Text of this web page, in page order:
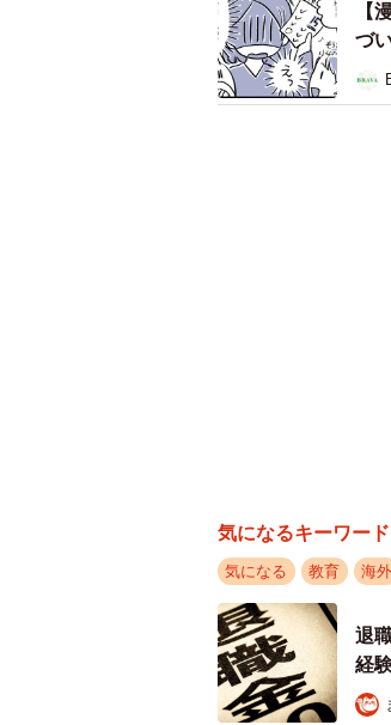
日本の正答率は
見られる一方で、
着していることがう
なお、本調査で実
【
づ
気になるキーワード
気になる 教育 海外
退
経